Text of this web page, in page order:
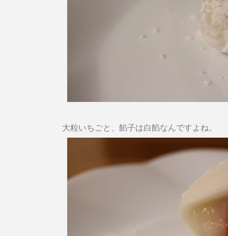
大粒いちごと、餡子は白餡なんですよね。